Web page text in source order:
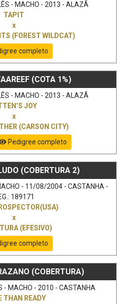
- MACHO - 2013 - ALAZÃ
TAPIT
x
(FOREST WILDCAT)
completo
(COTA 1%)
- MACHO - 2013 - ALAZÃ
JOY
x
(CARSON CITY)
Pedigree completo
(COBERTURA 2)
- 11/08/2004 - CASTANHA -
189171
x
(EFESIVO)
completo
(COBERTURA)
- MACHO - 2010 - CASTANHA
THAN READY